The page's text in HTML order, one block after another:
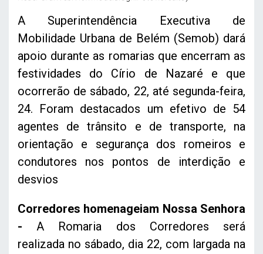
A Superintendência Executiva de
Mobilidade Urbana de Belém (Semob) dará
apoio durante as romarias que encerram as
festividades do Círio de Nazaré e que
ocorrerão de sábado, 22, até segunda-feira,
24. Foram destacados um efetivo de 54
agentes de trânsito e de transporte, na
orientação e segurança dos romeiros e
condutores nos pontos de interdição e
desvios
Corredores homenageiam Nossa Senhora
-A Romaria dos Corredores será
realizada no sábado, dia 22, com largada na